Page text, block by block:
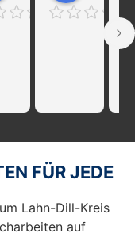
FÜR JEDE
Lahn-Dill-Kreis
auf